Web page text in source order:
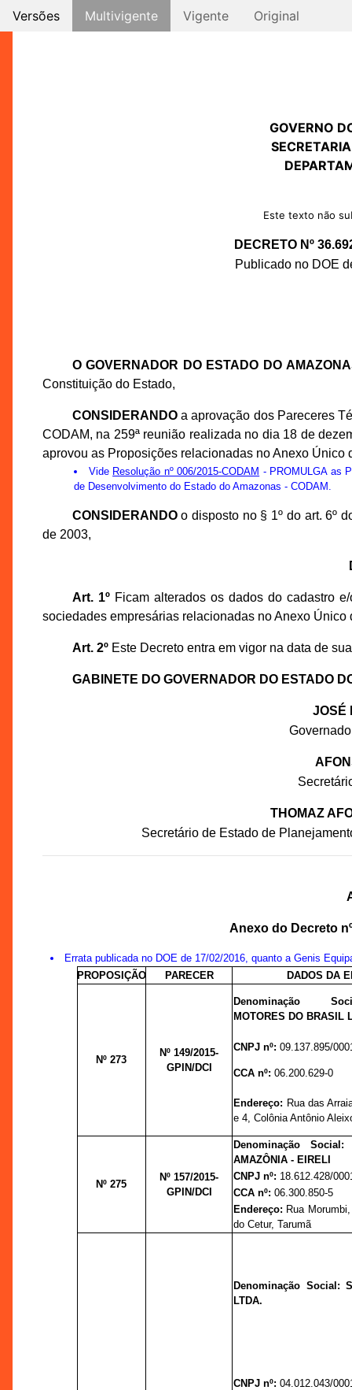
Versões Multivigente Vigente Original
GOVERNO
Este texto não
DECRETO Nº
Publicado no DOE
O GOVERNADOR DO ESTADO DO
Constituição do Estado,
CONSIDERANDOa aprovação dos Pareceres
CODAM, na 259ª reunião realizada no dia 18 de
aprovou as Proposições relacionadas no Anexo Único
Vide Resolução nº 006/2015-CODAM - PROMULGA as
de Desenvolvimento do Estado do Amazonas - CODAM.
CONSIDERANDOo disposto no § 1º do art. 6º
de 2003,
Art. 1ºFicam alterados os dados do cadastro
sociedades empresárias relacionadas no Anexo Único
Art. 2ºEste Decreto entra em vigor na data de
GABINETE DO GOVERNADOR DO ESTADO
JOSÉ
THOMAZ
Secretário de Estado de
Anexo do Decreto
Errata publicada no DOE de 17/02/2016, quanto a Genis
PROPOSIÇÃO
PARECER DADOS DA
Nº 273
Nº 149/2015-
GPIN/DCI
Denominação
MOTORES DO BRASIL
CNPJ nº:09.137.895/
CCA nº:06.200.629-0
Endereço: Rua das
e 4, Colônia Antônio
Nº 275
Nº 157/2015-
GPIN/DCI
Denominação Social:
AMAZÔNIA - EIRELI
CNPJ nº: 18.612.428/
CCA nº: 06.300.850-5
Endereço: Rua
do Cetur, Tarumã
Denominação Social:
LTDA.
CNPJ nº:04.012.043/